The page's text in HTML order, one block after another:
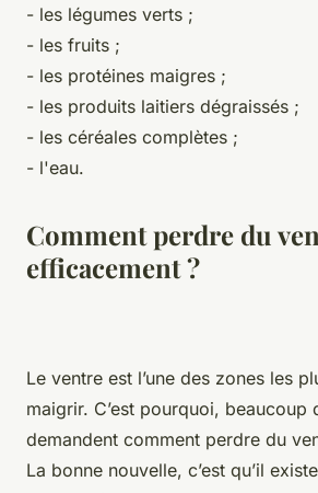
- les légumes verts ;
- les fruits ;
- les protéines maigres ;
- les produits laitiers dégraissés ;
- les céréales complètes ;
- l'eau.
Comment perdre du
efficacement ?
Le ventre est l’une des zones les
maigrir. C’est pourquoi, beaucoup
demandent comment perdre du
La bonne nouvelle, c’est qu’il